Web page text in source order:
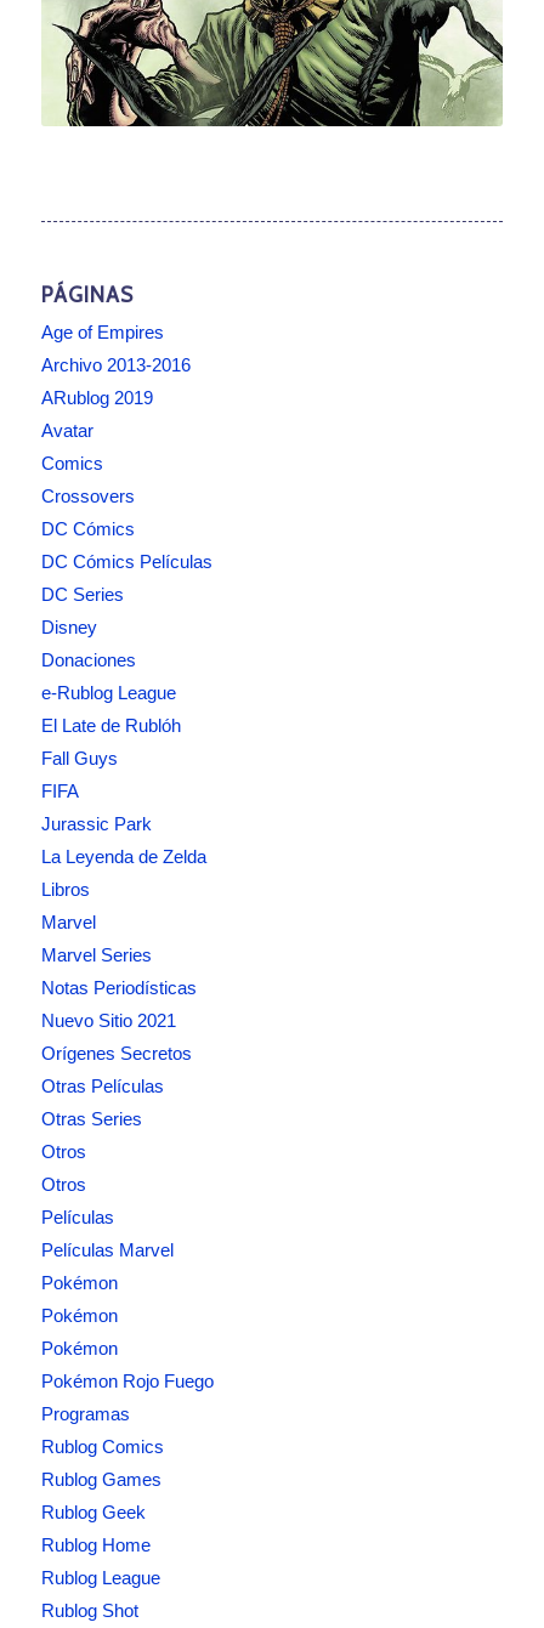
PÁGINAS
Age of Empires
Archivo 2013-2016
ARublog 2019
Avatar
Comics
Crossovers
DC Cómics
DC Cómics Películas
DC Series
Disney
Donaciones
e-Rublog League
El Late de Rublóh
Fall Guys
FIFA
Jurassic Park
La Leyenda de Zelda
Libros
Marvel
Marvel Series
Notas Periodísticas
Nuevo Sitio 2021
Orígenes Secretos
Otras Películas
Otras Series
Otros
Otros
Películas
Películas Marvel
Pokémon
Pokémon
Pokémon
Pokémon Rojo Fuego
Programas
Rublog Comics
Rublog Games
Rublog Geek
Rublog Home
Rublog League
Rublog Shot